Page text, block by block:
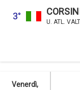
3°
U. ATL.
Venerdì,